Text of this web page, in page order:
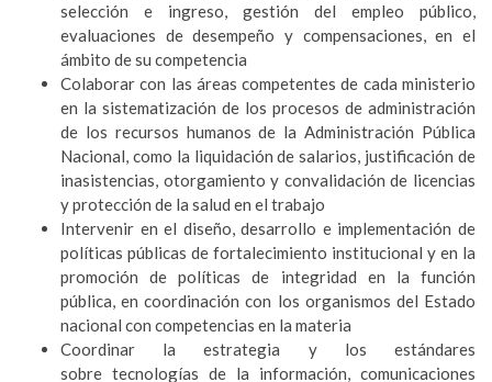
selección e ingreso, gestión del empleo público,
evaluaciones de desempeño y compensaciones, en el
ámbito de su competencia
Colaborar con las áreas competentes de cada ministerio
en la sistematización de los procesos de administración
de los recursos humanos de la Administración Pública
Nacional, como la liquidación de salarios, justificación de
inasistencias, otorgamiento y convalidación de licencias
y protección de la salud en el trabajo
Intervenir en el diseño, desarrollo e implementación de
políticas públicas de fortalecimiento institucional y en la
promoción de políticas de integridad en la función
pública, en coordinación con los organismos del Estado
nacional con competencias en la materia
Coordinar la estrategia y los estándares
sobre tecnologías de la información, comunicaciones